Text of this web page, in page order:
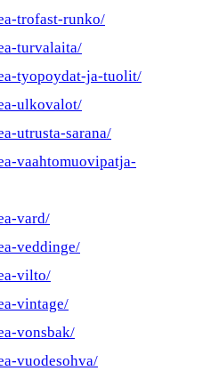
trofast-runko/
turvalaita/
tyopoydat-ja-tuolit/
ulkovalot/
utrusta-sarana/
vaahtomuovipatja-
vard/
veddinge/
vilto/
vintage/
vonsbak/
vuodesohva/